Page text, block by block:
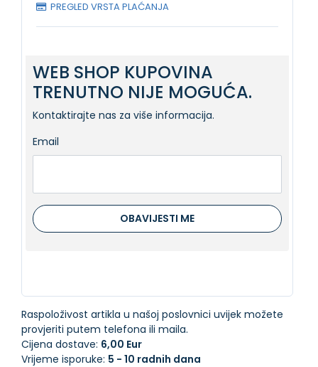
PREGLED VRSTA PLAĆANJA
WEB SHOP KUPOVINA
TRENUTNO NIJE MOGUĆA.
Kontaktirajte nas za više informacija.
Email
OBAVIJESTI ME
Raspoloživost artikla u našoj poslovnici uvijek možete
provjeriti putem telefona ili maila.
Cijena dostave: 6,00 Eur
Vrijeme isporuke: 5 - 10 radnih dana